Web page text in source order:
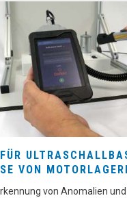
VON
von Anomalien